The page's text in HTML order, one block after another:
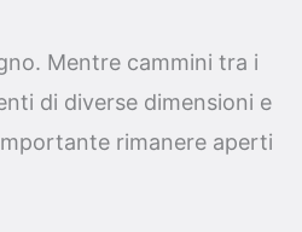
Mentre cammini tra i
di diverse dimensioni e
rimanere aperti